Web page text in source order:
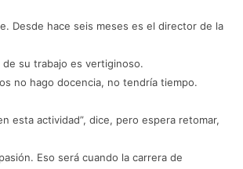
Desde hace seis meses es el director de la
de su trabajo es vertiginoso.
no hago docencia, no tendría tiempo.
esta actividad”, dice, pero espera retomar,
Eso será cuando la carrera de